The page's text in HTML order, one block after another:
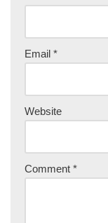
Email *
Website
Comment *